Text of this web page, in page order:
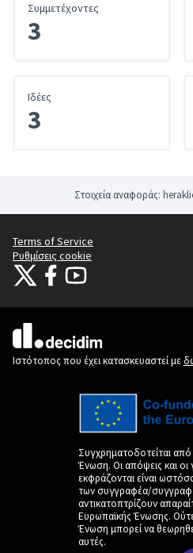
Συμμετέχοντες
3
Iδέες
3
Στοιχεία αναφοράς:
Terms of Service
Ρυθμίσεις cookie
Citizens Participation Portal at X
Ο οργανισμός Citizens
Ο οργανισμός Citizens
(Εξωτερική σύνδεση)
Ιστότοπος που έχει κατασκευαστεί με
Συγχρηματοδοτείται
Ένωση. Οι απόψεις και
εκφράζονται είναι
των συγγραφέα/
αντικατοπτρίζουν
Ευρωπαϊκής Ένωσης.
Ένωση μπορεί να
αυτές.